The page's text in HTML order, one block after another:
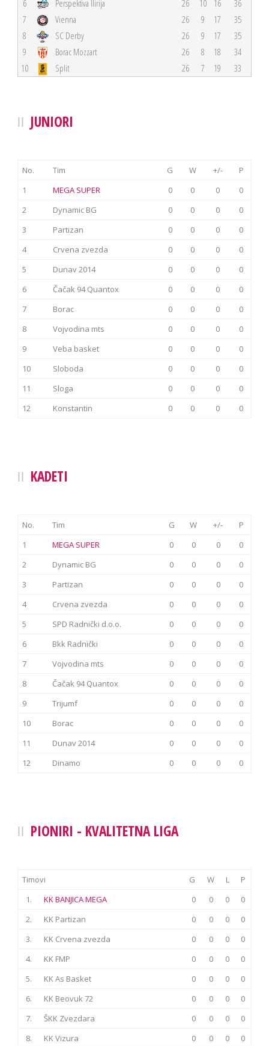
6 Perspektiva Ilirija 26 10 16
36
7
Vienna 26 9 17
35
8
SC Derby 26 9 17
35
9
Borac Mozzart 26 8 18
34
10
Split 26 7 19 33
JUNIORI
No. Tim G W +/-
P
1
MEGA SUPER 0 0 0
0
2
Dynamic BG 0 0 0
0
3
Partizan 0 0 0
0
4
Crvena zvezda 0 0 0
0
5
Dunav 2014 0 0 0
0
6
Čačak 94 Quantox 0 0 0
0
7
Borac 0 0 0
0
8
Vojvodina mts 0 0 0
0
9
Veba basket 0 0 0
0
10
Sloboda 0 0 0
0
11
Sloga 0 0 0
0
12
Konstantin 0 0 0 0
KADETI
No. Tim G W +/-
P
1
MEGA SUPER 0 0 0
0
2
Dynamic BG 0 0 0
0
3
Partizan 0 0 0
0
4
Crvena zvezda 0 0 0
0
5
SPD Radnički d.o.o. 0 0 0
0
6
Bkk Radnički 0 0 0
0
7
Vojvodina mts 0 0 0
0
8
Čačak 94 Quantox 0 0 0
0
9
Trijumf 0 0 0
0
10
Borac 0 0 0
0
11
Dunav 2014 0 0 0
0
12
Dinamo 0 0 0 0
PIONIRI - KVALITETNA LIGA
Timovi G W L
P
1.
KK BANJICA MEGA 0 0 0
0
2.
KK Partizan 0 0 0
0
3.
KK Crvena zvezda 0 0 0
0
4.
KK FMP 0 0 0
0
5.
KK As Basket 0 0 0
0
6.
KK Beovuk 72 0 0 0
0
7.
ŠKK Zvezdara 0 0 0
0
8.
KK Vizura 0 0 0
0